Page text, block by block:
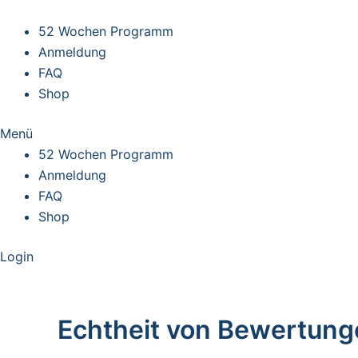
content
52 Wochen Programm
Anmeldung
FAQ
Shop
Menü
52 Wochen Programm
Anmeldung
FAQ
Shop
Login
Echtheit von